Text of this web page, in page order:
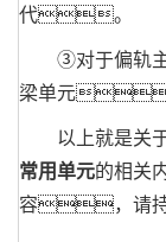
代。
③对于偏轨主
梁单元
以上就是关
常用单元的相关
容，请持